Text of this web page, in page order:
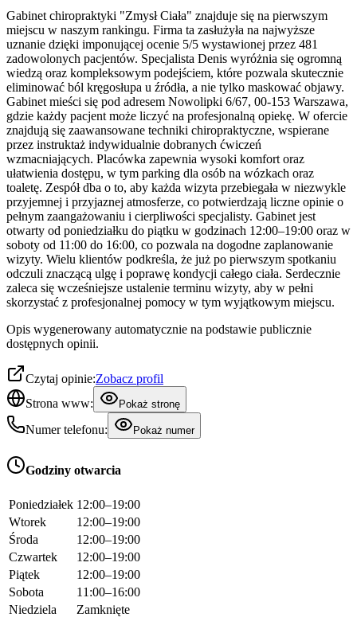
Gabinet chiropraktyki "Zmysł Ciała" znajduje się na pierwszym
miejscu w naszym rankingu. Firma ta zasłużyła na najwyższe
uznanie dzięki imponującej ocenie 5/5 wystawionej przez 481
zadowolonych pacjentów. Specjalista Denis wyróżnia się ogromną
wiedzą oraz kompleksowym podejściem, które pozwala skutecznie
eliminować ból kręgosłupa u źródła, a nie tylko maskować objawy.
Gabinet mieści się pod adresem Nowolipki 6/67, 00-153 Warszawa,
gdzie każdy pacjent może liczyć na profesjonalną opiekę. W ofercie
znajdują się zaawansowane techniki chiropraktyczne, wspierane
przez instruktaż indywidualnie dobranych ćwiczeń
wzmacniających. Placówka zapewnia wysoki komfort oraz
ułatwienia dostępu, w tym parking dla osób na wózkach oraz
toaletę. Zespół dba o to, aby każda wizyta przebiegała w niezwykle
przyjemnej i przyjaznej atmosferze, co potwierdzają liczne opinie o
pełnym zaangażowaniu i cierpliwości specjalisty. Gabinet jest
otwarty od poniedziałku do piątku w godzinach 12:00–19:00 oraz w
soboty od 11:00 do 16:00, co pozwala na dogodne zaplanowanie
wizyty. Wielu klientów podkreśla, że już po pierwszym spotkaniu
odczuli znaczącą ulgę i poprawę kondycji całego ciała. Serdecznie
zaleca się wcześniejsze ustalenie terminu wizyty, aby w pełni
skorzystać z profesjonalnej pomocy w tym wyjątkowym miejscu.
Opis wygenerowany automatycznie na podstawie publicznie
dostępnych opinii.
Czytaj opinie:Zobacz profil
Strona www:
Pokaż stronę
Numer telefonu: Pokaż numer
Godziny otwarcia
Poniedziałek 12:00–19:00
Wtorek
12:00–19:00
Środa
12:00–19:00
Czwartek
12:00–19:00
Piątek
12:00–19:00
Sobota
11:00–16:00
Niedziela
Zamknięte